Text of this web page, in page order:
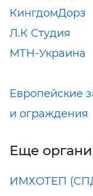
КингдомДорз
Л.К Студия
МТН-Украина
Европейские
и ограждения
Еще
ИМХОТЕП